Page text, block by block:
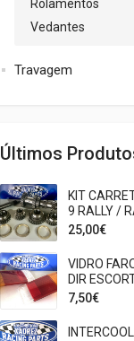
Rolamentos
Vedantes
Travagem
Kit Tubos
PASTILHAS
Pedaleiras
Últimos
KIT
9 RALLY /
25,00€
VIDRO
DIR
7,50€
SKU:LSDSHIM/010
Anilhas Afinação
5,00 €